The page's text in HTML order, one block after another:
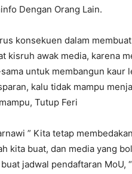
Dengan Orang Lain.
konsekuen dalam
kisruh awak media, karena
untuk membangun kaur
kalu tidak mampu
Tutup Feri
” Kita tetap
kita buat, dan media yang
jadwal pendaftaran MoU,